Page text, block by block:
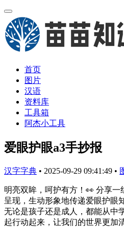
首页
图片
汉语
资料库
工具箱
阿杰小工具
爱眼护眼a3手抄报
汉字字典 • 2025-09-29 09:41:49 •
明亮双眸，呵护有方！👀 分享
呈现，生动形象地传递爱眼护眼
无论是孩子还是成人，都能从中
起行动起来，让我们的世界更加